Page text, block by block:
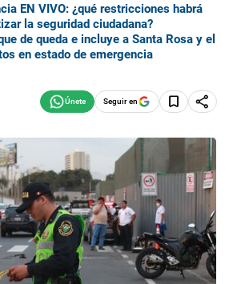
EN VIVO: ¿qué restricciones habrá
la seguridad ciudadana?
de queda e incluye a Santa Rosa y el
en estado de emergencia
Seguir en